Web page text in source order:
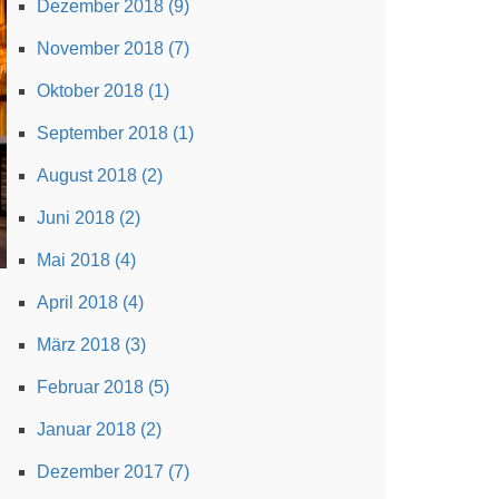
Dezember 2018 (9)
November 2018 (7)
Oktober 2018 (1)
September 2018 (1)
August 2018 (2)
Juni 2018 (2)
Mai 2018 (4)
April 2018 (4)
März 2018 (3)
Februar 2018 (5)
Januar 2018 (2)
Dezember 2017 (7)